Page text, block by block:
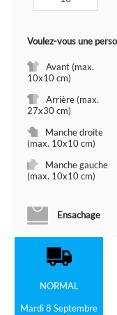
Voulez-vous une
Avant (max.
10x10 cm)
Arrière (max.
27x30 cm)
Manche droite
(max. 10x10 cm)
Manche gauche
(max. 10x10 cm)
Ensachage
NORMAL
Mardi 8 Septembre